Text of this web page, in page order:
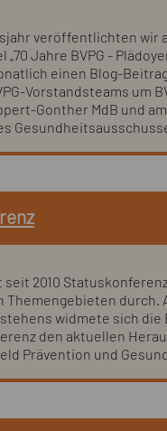
veröffentlichten wir
„70 Jahre BVPG -
einen Blog-
Vorstandsteams um
Gonther MdB und
seit 2010
Themengebieten durch.
widmete sich die
den aktuellen
Prävention und